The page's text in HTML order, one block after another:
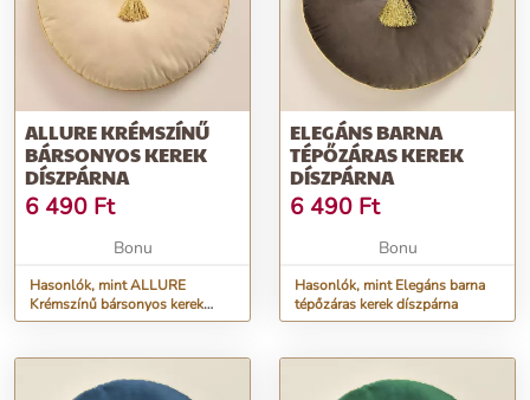
ALLURE KRÉMSZÍNŰ
BÁRSONYOS KEREK
DÍSZPÁRNA
6 490 Ft
Bonu
Hasonlók, mint ALLURE
Krémszínű bársonyos kerek
díszpárna
ELEGÁNS BARNA
TÉPŐZÁRAS KEREK
DÍSZPÁRNA
6 490 Ft
Bonu
Hasonlók, mint Elegáns barna
tépőzáras kerek díszpárna